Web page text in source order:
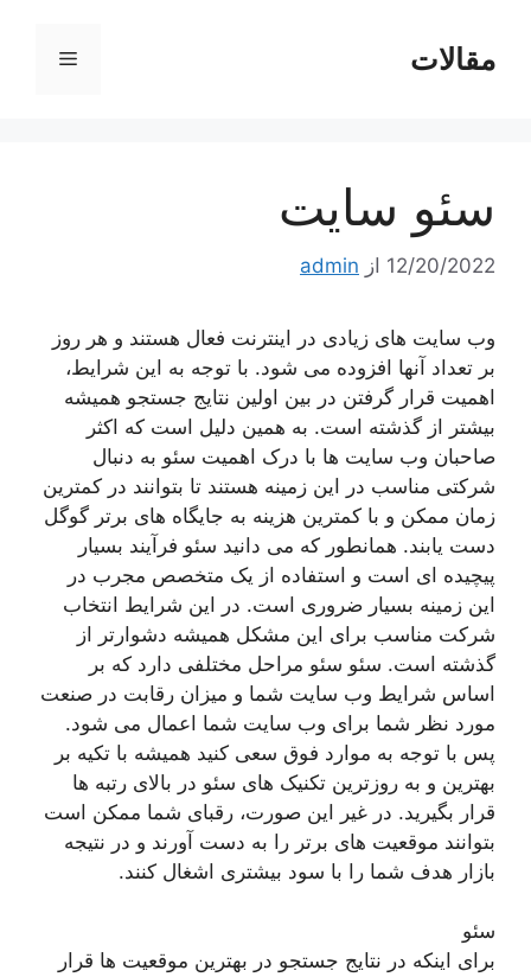
محتوامقالات فهرست
سئو سایت
12/20/2022 از admin
وب سایت های زیادی در اینترنت فعال هستند و هر روز
بر تعداد آنها افزوده می شود. با توجه به این شرایط،
اهمیت قرار گرفتن در بین اولین نتایج جستجو همیشه
بیشتر از گذشته است. به همین دلیل است که اکثر
صاحبان وب سایت ها با درک اهمیت سئو به دنبال
شرکتی مناسب در این زمینه هستند تا بتوانند در کمترین
زمان ممکن و با کمترین هزینه به جایگاه های برتر گوگل
دست یابند. همانطور که می دانید سئو فرآیند بسیار
پیچیده ای است و استفاده از یک متخصص مجرب در
این زمینه بسیار ضروری است. در این شرایط انتخاب
شرکت مناسب برای این مشکل همیشه دشوارتر از
گذشته است. سئو سئو مراحل مختلفی دارد که بر
اساس شرایط وب سایت شما و میزان رقابت در صنعت
مورد نظر شما برای وب سایت شما اعمال می شود.
پس با توجه به موارد فوق سعی کنید همیشه با تکیه بر
بهترین و به روزترین تکنیک های سئو در بالای رتبه ها
قرار بگیرید. در غیر این صورت، رقبای شما ممکن است
بتوانند موقعیت های برتر را به دست آورند و در نتیجه
بازار هدف شما را با سود بیشتری اشغال کنند.
سئو
برای اینکه در نتایج جستجو در بهترین موقعیت ها قرار